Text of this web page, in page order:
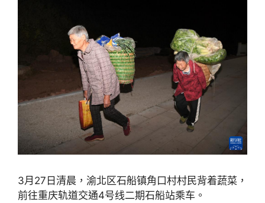
3月27日清晨，渝北区石船镇角口村村民背着蔬菜，
前往重庆轨道交通4号线二期石船站乘车。